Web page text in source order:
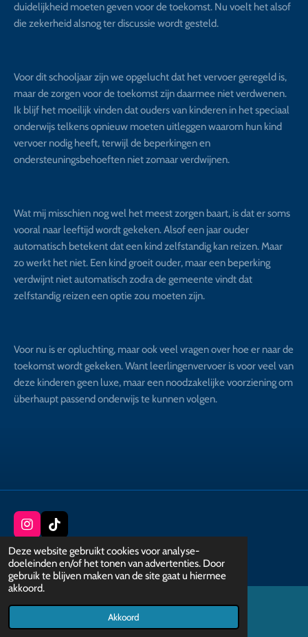
Deze website gebruikt cookies voor analyse-
doeleinden en/of het tonen van advertenties. Door
gebruik te blijven maken van de site gaat u hiermee
akkoord.
Akkoord
duidelijkheid moeten geven voor de toekomst. Nu voelt het alsof
die zekerheid alsnog ter discussie wordt gesteld.
Voor dit schooljaar zijn we opgelucht dat het vervoer geregeld is,
maar de zorgen voor de toekomst zijn daarmee niet verdwenen.
Ik blijf het moeilijk vinden dat ouders van kinderen in het speciaal
onderwijs telkens opnieuw moeten uitleggen waarom hun kind
vervoer nodig heeft, terwijl de beperkingen en
ondersteuningsbehoeften niet zomaar verdwijnen.
Wat mij misschien nog wel het meest zorgen baart, is dat er soms
vooral naar leeftijd wordt gekeken. Alsof een jaar ouder
automatisch betekent dat een kind zelfstandig kan reizen. Maar
zo werkt het niet. Een kind groeit ouder, maar een beperking
verdwijnt niet automatisch zodra de gemeente vindt dat
zelfstandig reizen een optie zou moeten zijn.
Voor nu is er opluchting, maar ook veel vragen over hoe er naar de
toekomst wordt gekeken. Want leerlingenvervoer is voor veel van
deze kinderen geen luxe, maar een noodzakelijke voorziening om
überhaupt passend onderwijs te kunnen volgen.
I
s
t
a
g
r
m
T
k
T
o
© 2022 - 2026 Kiwimastijfs
Powered by JouwWeb